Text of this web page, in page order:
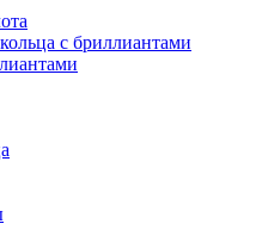
с бриллиантами